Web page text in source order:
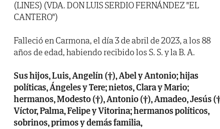
(LINES) (VDA. DON LUIS SERDIO FERNÁNDEZ "EL
CANTERO")
Falleció en Carmona, el día 3 de abril de 2023, a los 88
años de edad, habiendo recibido los S. S. y la B. A.
Sus hijos, Luis, Angelín (†), Abel y Antonio; hijas
políticas, Ángeles y Tere; nietos, Clara y Mario;
hermanos, Modesto (†), Antonio (†), Amadeo, Jesús
Víctor, Palma, Felipe y Vitorina; hermanos políticos,
sobrinos, primos y demás familia,